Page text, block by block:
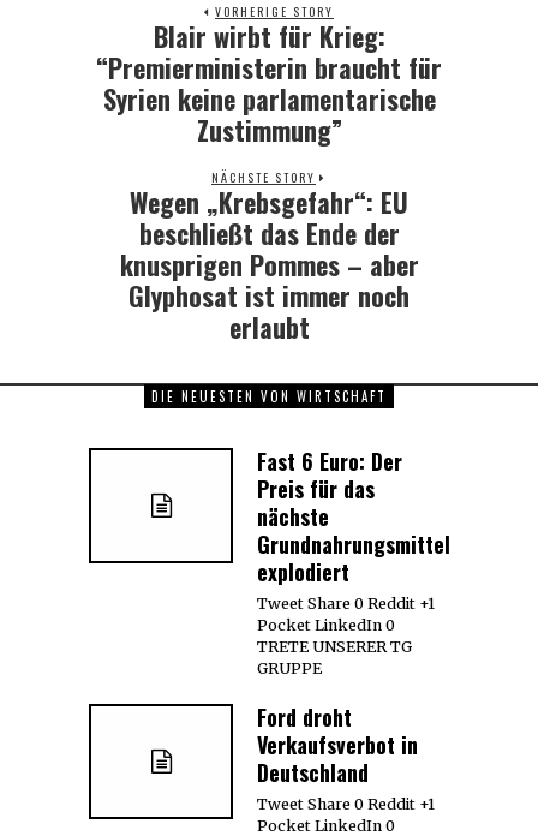
VORHERIGE STORY
Previous
post:
Blair wirbt für Krieg:
“Premierministerin braucht für
Syrien keine parlamentarische
Zustimmung”
NÄCHSTE STORY
Next
post:
Wegen „Krebsgefahr“: EU
beschließt das Ende der
knusprigen Pommes – aber
Glyphosat ist immer noch
erlaubt
DIE NEUESTEN VON WIRTSCHAFT
Fast 6 Euro: Der
Preis für das
nächste
Grundnahrungsmittel
explodiert
Tweet Share 0 Reddit +1
Pocket LinkedIn 0
TRETE UNSERER TG
GRUPPE
Ford droht
Verkaufsverbot in
Deutschland
Tweet Share 0 Reddit +1
Pocket LinkedIn 0